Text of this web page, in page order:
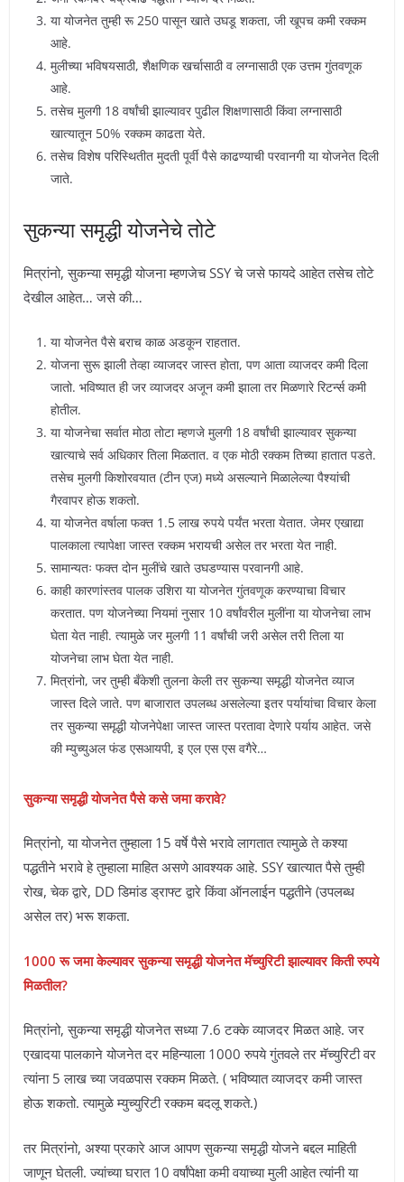
या योजनेत तुम्ही रू 250 पासून खाते उघडू शकता, जी खूपच कमी रक्कम
आहे.
मुलीच्या भविषयसाठी, शैक्षणिक खर्चासाठी व लग्नासाठी एक उत्तम गुंतवणूक
आहे.
तसेच मुलगी 18 वर्षांची झाल्यावर पुढील शिक्षणासाठी किंवा लग्नासाठी
खात्यातून 50% रक्कम काढता येते.
तसेच विशेष परिस्थितीत मुदती पूर्वी पैसे काढण्याची परवानगी या योजनेत दिली
जाते.
सुकन्या समृद्धी योजनेचे तोटे
मित्रांनो, सुकन्या समृद्धी योजना म्हणजेच SSY चे जसे फायदे आहेत तसेच तोटे
देखील आहेत… जसे की…
या योजनेत पैसे बराच काळ अडकून राहतात.
योजना सुरू झाली तेव्हा व्याजदर जास्त होता, पण आता व्याजदर कमी दिला
जातो. भविष्यात ही जर व्याजदर अजून कमी झाला तर मिळणारे रिटर्न्स कमी
होतील.
या योजनेचा सर्वात मोठा तोटा म्हणजे मुलगी 18 वर्षांची झाल्यावर सुकन्या
खात्याचे सर्व अधिकार तिला मिळतात. व एक मोठी रक्कम तिच्या हातात पडते.
तसेच मुलगी किशोरवयात (टीन एज) मध्ये असल्याने मिळालेल्या पैश्यांची
गैरवापर होऊ शकतो.
या योजनेत वर्षाला फक्त 1.5 लाख रुपये पर्यंत भरता येतात. जेमर एखाद्या
पालकाला त्यापेक्षा जास्त रक्कम भरायची असेल तर भरता येत नाही.
सामान्यतः फक्त दोन मुलींचे खाते उघडण्यास परवानगी आहे.
काही कारणांस्तव पालक उशिरा या योजनेत गुंतवणूक करण्याचा विचार
करतात. पण योजनेच्या नियमां नुसार 10 वर्षांवरील मुलींना या योजनेचा लाभ
घेता येत नाही. त्यामुळे जर मुलगी 11 वर्षांची जरी असेल तरी तिला या
योजनेचा लाभ घेता येत नाही.
मित्रांनो, जर तुम्ही बँकेशी तुलना केली तर सुकन्या समृद्धी योजनेत व्याज
जास्त दिले जाते. पण बाजारात उपलब्ध असलेल्या इतर पर्यायांचा विचार केला
तर सुकन्या समृद्धी योजनेपेक्षा जास्त जास्त परतावा देणारे पर्याय आहेत. जसे
की म्युच्युअल फंड एसआयपी, इ एल एस एस वगैरे…
सुकन्या समृद्धी योजनेत पैसे कसे जमा करावे?
मित्रांनो, या योजनेत तुम्हाला 15 वर्षे पैसे भरावे लागतात त्यामुळे ते कश्या
पद्धतीने भरावे हे तुम्हाला माहित असणे आवश्यक आहे. SSY खात्यात पैसे तुम्ही
रोख, चेक द्वारे, DD डिमांड ड्राफ्ट द्वारे किंवा ऑनलाईन पद्धतीने (उपलब्ध
असेल तर) भरू शकता.
1000 रू जमा केल्यावर सुकन्या समृद्धी योजनेत मॅच्युरिटी झाल्यावर किती रुपये
मिळतील?
मित्रांनो, सुकन्या समृद्धी योजनेत सध्या 7.6 टक्के व्याजदर मिळत आहे. जर
एखादया पालकाने योजनेत दर महिन्याला 1000 रुपये गुंतवले तर मॅच्युरिटी वर
त्यांना 5 लाख च्या जवळपास रक्कम मिळते. ( भविष्यात व्याजदर कमी जास्त
होऊ शकतो. त्यामुळे म्युच्युरिटी रक्कम बदलू शकते.)
तर मित्रांनो, अश्या प्रकारे आज आपण सुकन्या समृद्धी योजने बद्दल माहिती
जाणून घेतली. ज्यांच्या घरात 10 वर्षांपेक्षा कमी वयाच्या मुली आहेत त्यांनी या